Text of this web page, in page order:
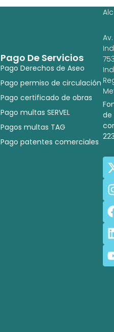
Pago De Servicios
Pago Derechos de Aseo
Pago permiso de circulación
Pago certificado de obras
Pago multas SERVEL
Pagos multas TAG
Pago patentes comerciales
Av.
de